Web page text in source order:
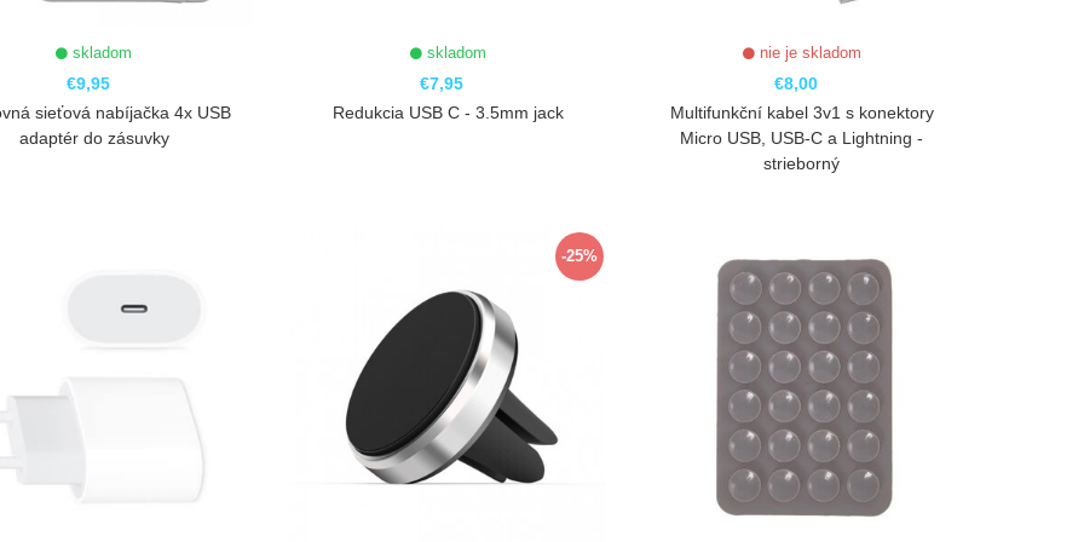
skladom
€9,95
sieťová nabíjačka 4x USB
adaptér do zásuvky
skladom
€7,95
Redukcia USB C - 3.5mm jack
nie je skladom
€8,00
Multifunkční kabel 3v1 s konektory
Micro USB, USB-C a Lightning -
strieborný
-25%